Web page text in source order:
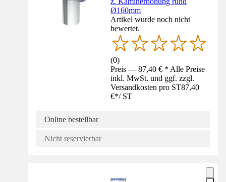
Ø160mm
Artikel wurde noch nicht
bewertet.
(0)
Preis — 87,40 € * Alle Preise
inkl. MwSt. und ggf. zzgl.
Versandkosten pro ST87,40
€*/ ST
Online bestellbar
Nicht reservierbar